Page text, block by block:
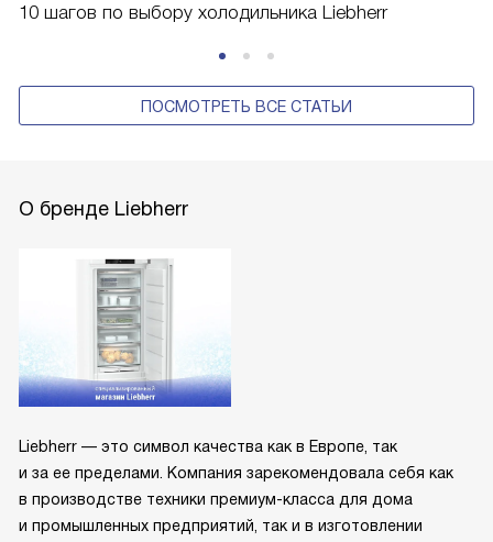
10 шагов по выбору холодильника Liebherr
ПОСМОТРЕТЬ ВСЕ СТАТЬИ
О бренде Liebherr
Liebherr — это символ качества как в Европе, так
и за ее пределами. Компания зарекомендовала себя как
в производстве техники премиум-класса для дома
и промышленных предприятий, так и в изготовлении